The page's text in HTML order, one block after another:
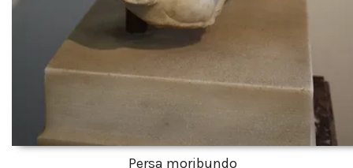
Persa moribundo